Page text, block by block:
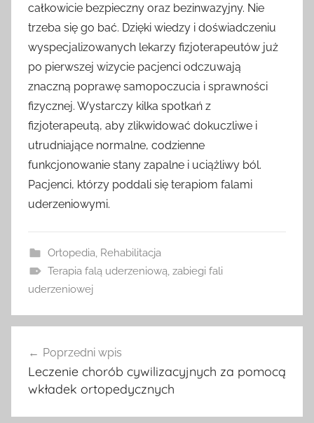
całkowicie bezpieczny oraz bezinwazyjny. Nie
trzeba się go bać. Dzięki wiedzy i doświadczeniu
wyspecjalizowanych lekarzy fizjoterapeutów już
po pierwszej wizycie pacjenci odczuwają
znaczną poprawę samopoczucia i sprawności
fizycznej. Wystarczy kilka spotkań z
fizjoterapeutą, aby zlikwidować dokuczliwe i
utrudniające normalne, codzienne
funkcjonowanie stany zapalne i uciążliwy ból.
Pacjenci, którzy poddali się terapiom falami
uderzeniowymi.
Ortopedia Rehabilitacja
Terapia falą uderzeniową zabiegi fali
uderzeniowej
wpisu
Poprzedni wpis
Leczenie chorób cywilizacyjnych za pomocą
wkładek ortopedycznych